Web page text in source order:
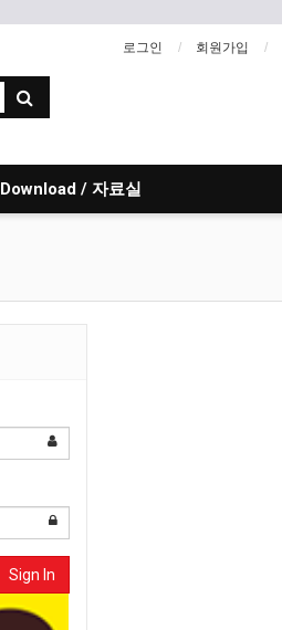
로그인 회원가입
Download / 자료실
Sign In